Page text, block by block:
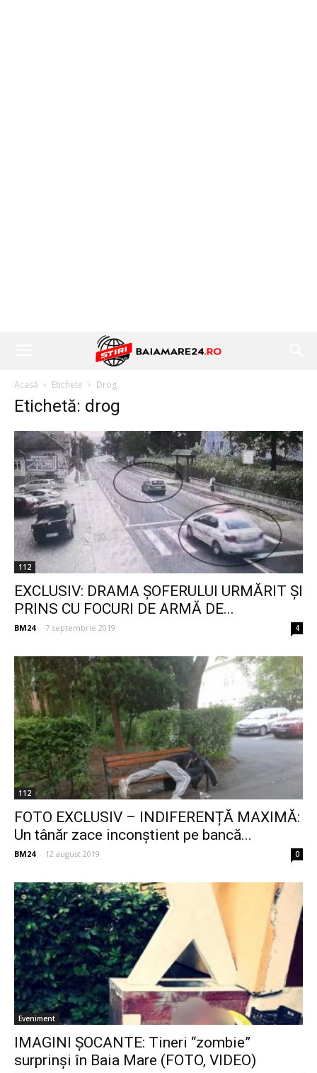
Acasă Etichete Drog
Etichetă: drog
112
EXCLUSIV: DRAMA ȘOFERULUI URMĂRIT ȘI
PRINS CU FOCURI DE ARMĂ DE...
BM24 - 7 septembrie 2019 4
112
FOTO EXCLUSIV – INDIFERENȚĂ MAXIMĂ:
Un tânăr zace inconștient pe bancă...
BM24 - 12 august 2019 0
Eveniment
IMAGINI ŞOCANTE: Tineri “zombie”
surprinşi în Baia Mare (FOTO, VIDEO)